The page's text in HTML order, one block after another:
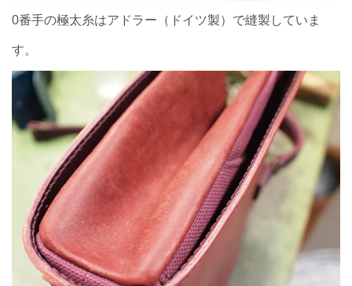
0番手の極太糸はアドラー（ドイツ製）で縫製していま
す。